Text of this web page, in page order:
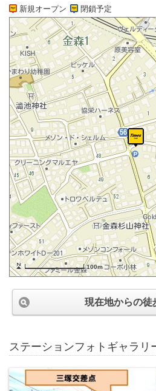
新規オープン 閉鎖予定
100m
現在地からの徒
ステーションフォトギャラリ